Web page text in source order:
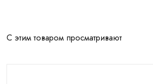
С этим товаром просматривают